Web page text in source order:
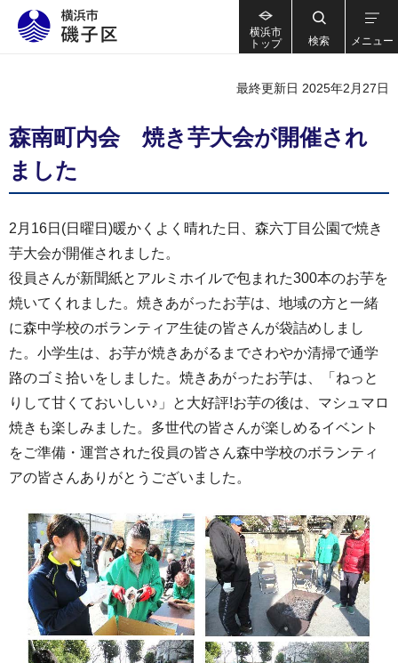
横浜市
トップ
検索 メニュー
最終更新日 2025年2月27日
森南町内会 焼き芋大会が開催され
ました
2月16日(日曜日)暖かくよく晴れた日、森六丁目公園で焼き
芋大会が開催されました。
役員さんが新聞紙とアルミホイルで包まれた300本のお芋を
焼いてくれました。焼きあがったお芋は、地域の方と一緒
に森中学校のボランティア生徒の皆さんが袋詰めしまし
た。小学生は、お芋が焼きあがるまでさわやか清掃で通学
路のゴミ拾いをしました。焼きあがったお芋は、「ねっと
りして甘くておいしい♪」と大好評!お芋の後は、マシュマロ
焼きも楽しみました。多世代の皆さんが楽しめるイベント
をご準備・運営された役員の皆さん森中学校のボランティ
アの皆さんありがとうございました。